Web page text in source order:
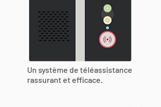
Un système de téléassistance
rassurant et efficace.